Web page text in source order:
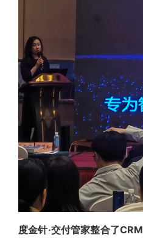
度金针·交付管家整合了CRM